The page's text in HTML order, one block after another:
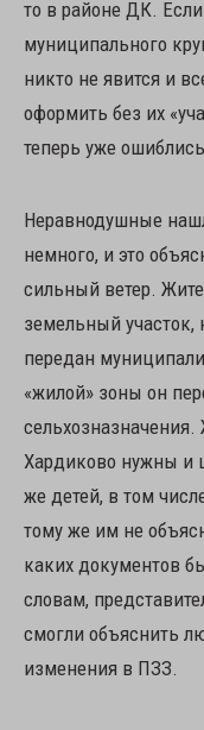
то в районе ДК.
муниципального
никто не явится и
оформить без их
теперь уже
Неравнодушные
немного, и это
сильный ветер.
земельный
передан
«жилой» зоны он
Хардиково нужны и
же детей, в том
тому же им не
каких документов
словам,
смогли объяснить
изменения в ПЗЗ.